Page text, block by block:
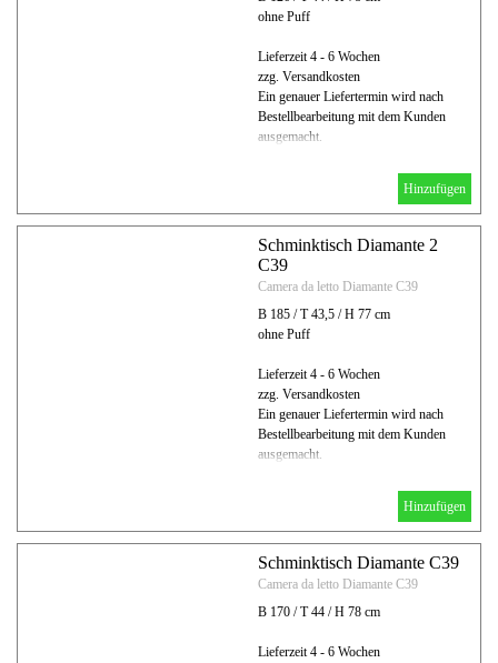
ohne Puff
Lieferzeit 4 - 6 Wochen
zzg. Versandkosten
Ein genauer Liefertermin wird nach
Bestellbearbeitung mit dem Kunden
ausgemacht.
Hinzufügen
Schminktisch Diamante 2
C39
Camera da letto Diamante C39
B 185 / T 43,5 / H 77 cm
ohne Puff
Lieferzeit 4 - 6 Wochen
zzg. Versandkosten
Ein genauer Liefertermin wird nach
Bestellbearbeitung mit dem Kunden
ausgemacht.
Hinzufügen
Schminktisch Diamante C39
Camera da letto Diamante C39
B 170 / T 44 / H 78 cm
Lieferzeit 4 - 6 Wochen